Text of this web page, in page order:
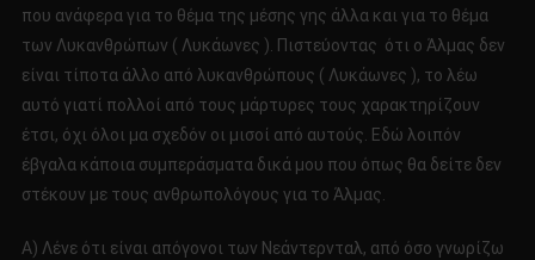
που ανάφερα για το θέμα της μέσης γης άλλα και για το θέμα
των Λυκανθρώπων ( Λυκάωνες ). Πιστεύοντας ότι ο Άλμας δεν
είναι τίποτα άλλο από λυκανθρώπους ( Λυκάωνες ), το λέω
αυτό γιατί πολλοί από τους μάρτυρες τους χαρακτηρίζουν
έτσι, όχι όλοι μα σχεδόν οι μισοί από αυτούς. Εδώ λοιπόν
έβγαλα κάποια συμπεράσματα δικά μου που όπως θα δείτε δεν
στέκουν με τους ανθρωπολόγους για το Άλμας.
Α) Λένε ότι είναι απόγονοι των Νεάντερνταλ, από όσο γνωρίζω